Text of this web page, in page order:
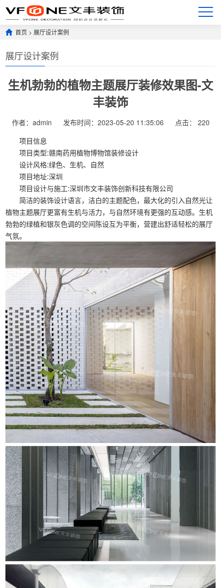
首页 > 展厅设计案例
展厅设计案例
生机勃勃的植物主题展厅装修效果图-文
丰装饰
作者：admin 发布时间：2023-05-20 11:35:06 点击： 220
项目信息
项目类型:赣南药用植物博物馆装修设计
设计风格:绿色、生机、自然
项目地址:深圳
项目设计与施工:深圳市文丰装饰创新科技有限公司
简洁的装饰设计语言，洁白的主题配色，最大化的引入自然光让
植物主题展厅更富有生机与活力，与自然环境有更强的互动感。生机
勃勃的绿植和银灰色调的空间陈设互为平衡，营建出舒适轻松的展厅
气氛。